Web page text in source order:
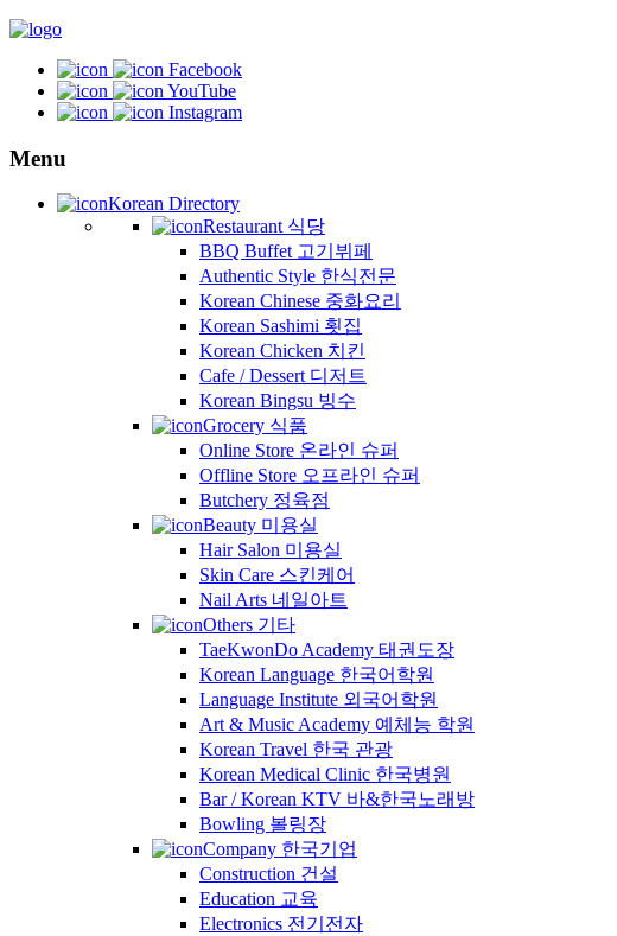
Facebook
YouTube
Instagram
Menu
Korean Directory
Restaurant 식당
BBQ Buffet 고기뷔페
Authentic Style 한식전문
Korean Chinese 중화요리
Korean Sashimi 횟집
Korean Chicken 치킨
Cafe / Dessert 디저트
Korean Bingsu 빙수
Grocery 식품
Online Store 온라인 슈퍼
Offline Store 오프라인 슈퍼
Butchery 정육점
Beauty 미용실
Hair Salon 미용실
Skin Care 스킨케어
Nail Arts 네일아트
Others 기타
TaeKwonDo Academy 태권도장
Korean Language 한국어학원
Language Institute 외국어학원
Art & Music Academy 예체능 학원
Korean Travel 한국 관광
Korean Medical Clinic 한국병원
Bar / Korean KTV 바&한국노래방
Bowling 볼링장
Company 한국기업
Construction 건설
Education 교육
Electronics 전기전자